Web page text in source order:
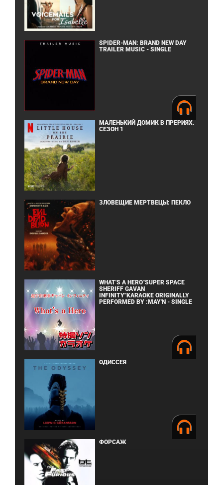
SPIDER-MAN: BRAND NEW DAY
TRAILER MUSIC - SINGLE
МАЛЕНЬКИЙ ДОМИК В ПРЕРИЯХ.
СЕЗОН 1
ЗЛОВЕЩИЕ МЕРТВЕЦЫ: ПЕКЛО
WHAT'S A HERO"SUPER SPACE
SHERIFF GAVAN
INFINITY"KARAOKE ORIGINALLY
PERFORMED BY :MAY'N - SINGLE
ОДИССЕЯ
ФОРСАЖ